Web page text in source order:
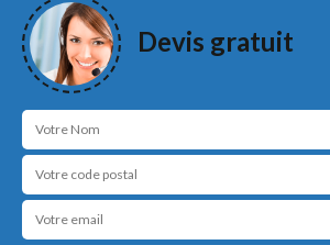
Devis gratuit